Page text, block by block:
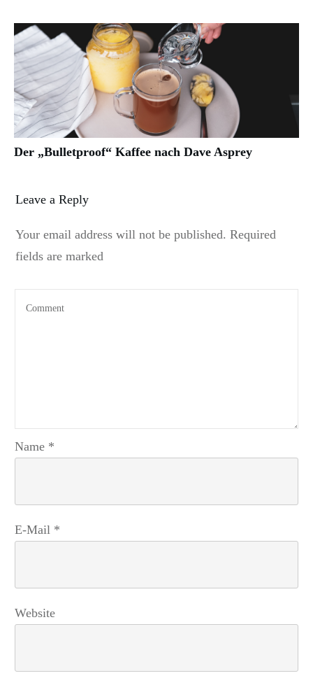
Der „Bulletproof“ Kaffee nach Dave Asprey
Leave a Reply
Your email address will not be published. Required
fields are marked
Name *
E-Mail *
Website